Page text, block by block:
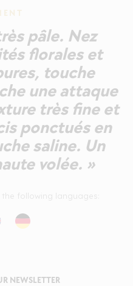
pâle. Nez
florales et
touche
une attaque
très fine et
ponctués en
saline. Un
volée. »
NEWSLETTER